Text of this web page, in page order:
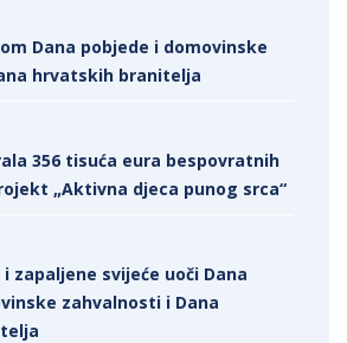
Dana pobjede i domovinske
hrvatskih branitelja
356 tisuća eura bespovratnih
„Aktivna djeca punog srca“
zapaljene svijeće uoči Dana
zahvalnosti i Dana